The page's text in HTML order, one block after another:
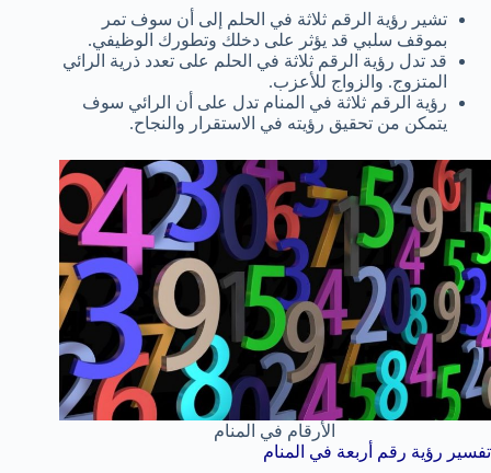
تشير رؤية الرقم ثلاثة في الحلم إلى أن سوف تمر
بموقف سلبي قد يؤثر على دخلك وتطورك الوظيفي.
قد تدل رؤية الرقم ثلاثة في الحلم على تعدد ذرية الرائي
المتزوج. والزواج للأعزب.
رؤية الرقم ثلاثة في المنام تدل على أن الرائي سوف
يتمكن من تحقيق رؤيته في الاستقرار والنجاح.
الأرقام في المنام
تفسير رؤية رقم أربعة في المنام